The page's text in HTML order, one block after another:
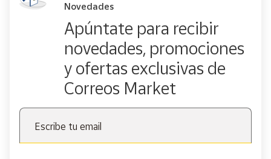
Novedades
Apúntate para recibir
novedades, promociones
y ofertas exclusivas de
Correos Market
Escribe tu email